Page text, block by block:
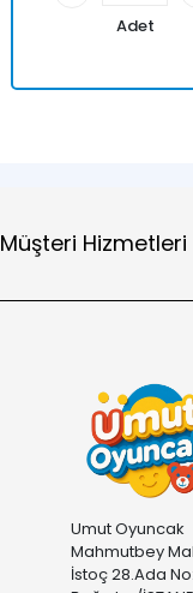
Adet
Müşteri Hizmetleri
Umut Oyuncak
Mahmutbey
İstoç 28.Ada